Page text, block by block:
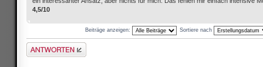
4,5/10
Beiträge anzeigen: Sortiere nach
Antwort schreiben